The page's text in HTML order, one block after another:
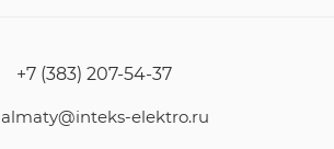
+7 (383) 207-54-37
almaty@inteks-elektro.ru